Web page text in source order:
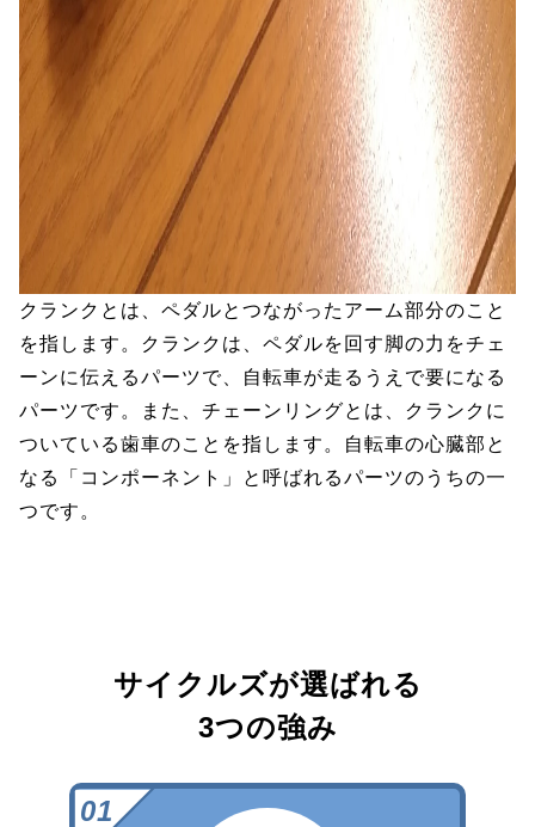
クランクとは、ペダルとつながったアーム部分のこと
を指します。クランクは、ペダルを回す脚の力をチェ
ーンに伝えるパーツで、自転車が走るうえで要になる
パーツです。また、チェーンリングとは、クランクに
ついている歯車のことを指します。自転車の心臓部と
なる「コンポーネント」と呼ばれるパーツのうちの一
つです。
サイクルズが選ばれる
3つの強み